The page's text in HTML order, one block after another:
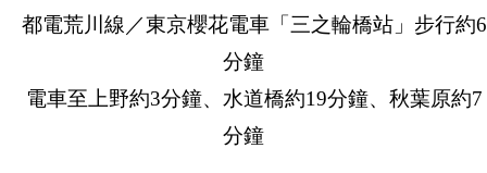
都電荒川線／東京櫻花電車「三之輪橋站」步行約6
分鐘
電車至上野約3分鐘、水道橋約19分鐘、秋葉原約7
分鐘